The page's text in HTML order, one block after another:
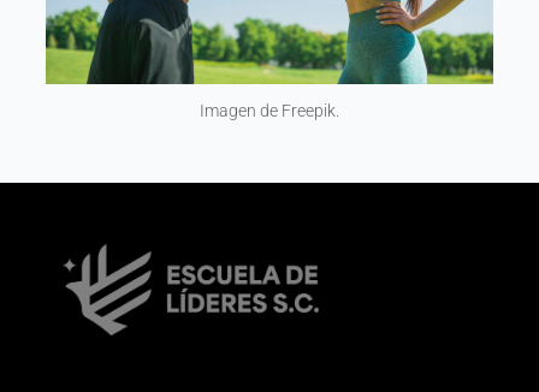
Imagen de Freepik.